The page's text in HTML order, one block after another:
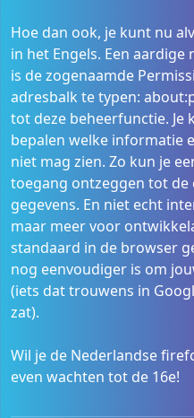
Hoe dan ook, je kunt nu
in het Engels. Een
is de zogenaamde
adresbalk te typen:
tot deze beheerfunctie. Je
bepalen welke informatie
niet mag zien. Zo kun je
toegang ontzeggen tot
gegevens. En niet echt
maar meer voor
standaard in de browser
nog eenvoudiger is om
(iets dat trouwens in
zat).
Wil je de Nederlandse
even wachten tot de 16e!